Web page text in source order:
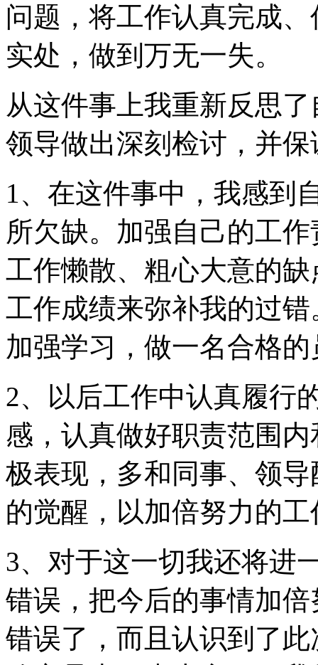
问题，将工作认真完成
实处，做到万无一失。
从这件事上我重新反思
领导做出深刻检讨，并保
1、在这件事中，我感到
所欠缺。加强自己的工
工作懒散、粗心大意的
工作成绩来弥补我的过
加强学习，做一名合格的
2、以后工作中认真履行
感，认真做好职责范围
极表现，多和同事、领
的觉醒，以加倍努力的
3、对于这一切我还将进
错误，把今后的事情加
错误了，而且认识到了